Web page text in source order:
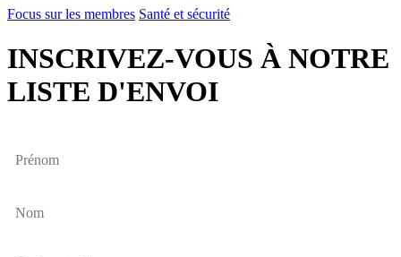
Focus sur les membres Santé et sécurité
INSCRIVEZ-VOUS À NOTRE
LISTE D'ENVOI